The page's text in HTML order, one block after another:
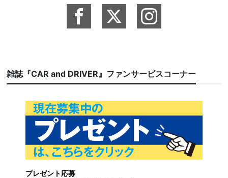
雑誌『CAR and DRIVER』ファンサービスコーナー
プレゼント応募